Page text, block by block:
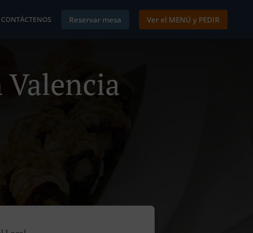
CONTÁCTENOS Reservar mesa Ver el MENÚ y PEDIR